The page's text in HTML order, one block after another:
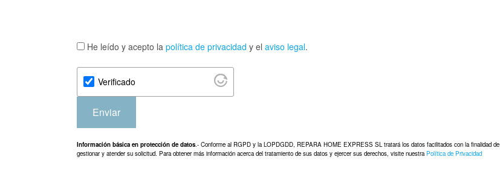
He leído y acepto la política de privacidad y el aviso legal.
Verificado
Enviar
Información básica en protección de datos .- Conforme al RGPD y la LOPDGDD, REPARA HOME EXPRESS SL tratará los datos facilitados con la finalidad de
gestionar y atender su solicitud. Para obtener más información acerca del tratamiento de sus datos y ejercer sus derechos, visite nuestra Política de Privacidad